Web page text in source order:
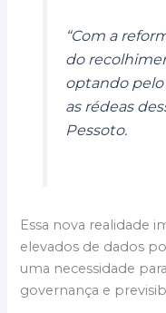
“Com a
do
optando
as rédeas
Pessoto.
Essa nova realidade
elevados de dados
uma necessidade
governança e